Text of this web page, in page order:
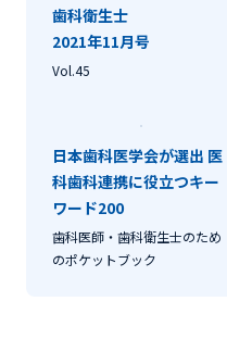
歯科衛生士
2021年11月号
Vol.45
日本歯科医学会が選出 医
科歯科連携に役立つキー
ワード200
歯科医師・歯科衛生士のため
のポケットブック